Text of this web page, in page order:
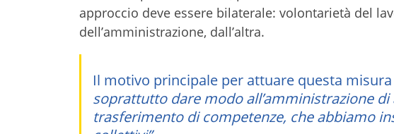
approccio deve essere bilaterale: volontarietà del
dell’amministrazione, dall’altra.
Il motivo principale per attuare questa
soprattutto dare modo all’amministrazione
trasferimento di competenze, che abbiamo